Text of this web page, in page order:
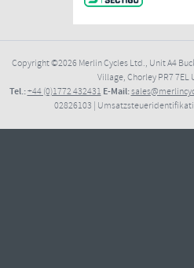
Copyright ©2026Merlin Cycles Ltd., Unit A4
Village, Chorley PR7
Tel.:+44 (0)1772 432431 E-Mail:
02826103 |